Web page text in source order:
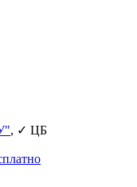
, ✓ ЦБ